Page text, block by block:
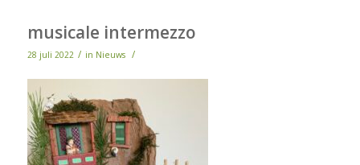
musicale intermezzo
28 juli 2022 / in Nieuws /